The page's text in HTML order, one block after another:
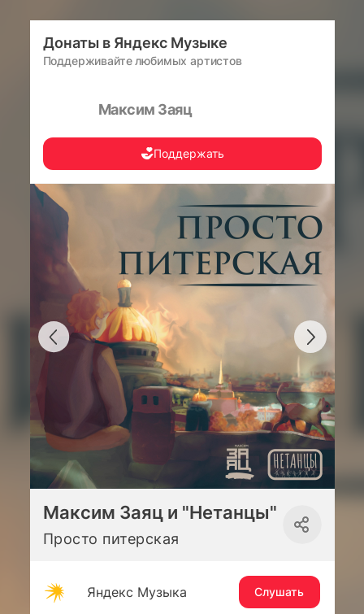
Донаты в Яндекс Музыке
Поддерживайте любимых артистов
Максим Заяц
Поддержать
Максим Заяц и "Нетанцы"
Просто питерская
Яндекс Музыка Слушать